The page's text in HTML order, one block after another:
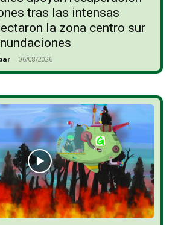
tras las intensas
la zona centro sur
- 06/08/2026